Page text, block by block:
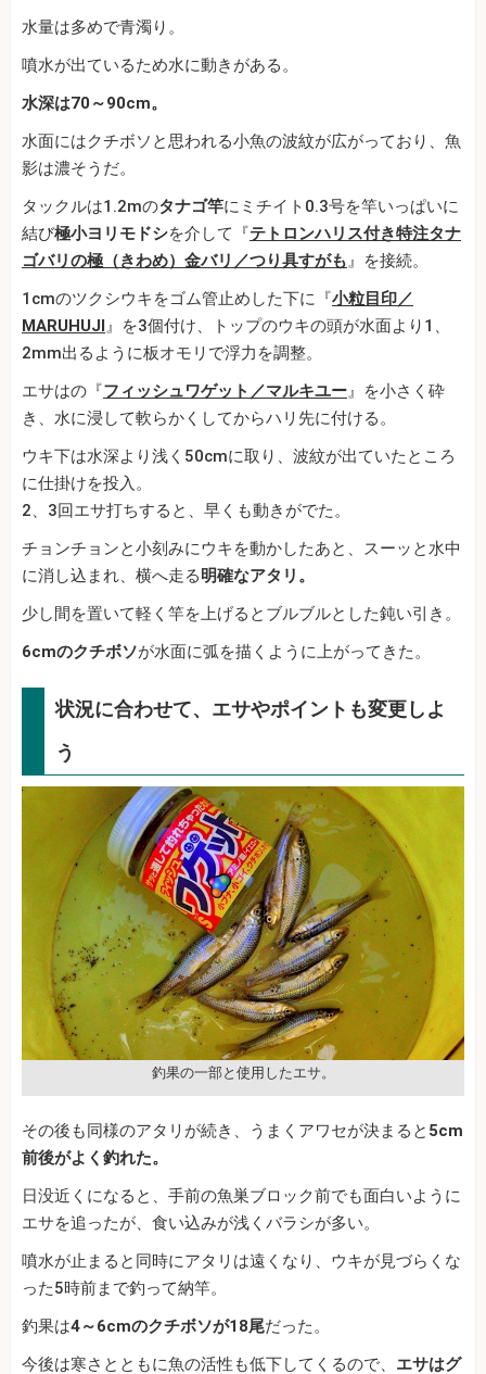
水量は多めで青濁り。
噴水が出ているため水に動きがある。
水深は70～90cm。
水面にはクチボソと思われる小魚の波紋が広がっており、魚
影は濃そうだ。
タックルは1.2mのタナゴ竿にミチイト0.3号を竿いっぱいに
結び極小ヨリモドシを介して『テトロンハリス付き特注タナ
ゴバリの極（きわめ）金バリ／つり具すがも』を接続。
1cmのツクシウキをゴム管止めした下に『小粒目印／
MARUHUJI』を3個付け、トップのウキの頭が水面より1、
2mm出るように板オモリで浮力を調整。
エサはの『フィッシュワゲット／マルキユー』を小さく砕
き、水に浸して軟らかくしてからハリ先に付ける。
ウキ下は水深より浅く50cmに取り、波紋が出ていたところ
に仕掛けを投入。
2、3回エサ打ちすると、早くも動きがでた。
チョンチョンと小刻みにウキを動かしたあと、スーッと水中
に消し込まれ、横へ走る明確なアタリ。
少し間を置いて軽く竿を上げるとブルブルとした鈍い引き。
6cmのクチボソが水面に弧を描くように上がってきた。
状況に合わせて、エサやポイントも変更しよ
う
釣果の一部と使用したエサ。
その後も同様のアタリが続き、うまくアワセが決まると 5cm
前後がよく釣れた。
日没近くになると、手前の魚巣ブロック前でも面白いように
エサを追ったが、食い込みが浅くバラシが多い。
噴水が止まると同時にアタリは遠くなり、ウキが見づらくな
った5時前まで釣って納竿。
釣果は4～6cmのクチボソが18尾だった。
今後は寒さとともに魚の活性も低下してくるので、 エサはグ